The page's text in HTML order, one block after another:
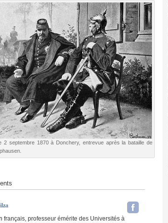
2 septembre 1870 à Donchery, entrevue après la bataille de
français, professeur émérite des Universités à